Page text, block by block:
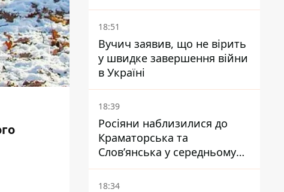
показали своїх
18:51
Вучич заявив, що не вірить
у швидке завершення війни
в Україні
18:39
Росіяни наблизилися до
Краматорська та
Слов’янська у середньому
на 10 км - експерт
попередив про посилення
18:34